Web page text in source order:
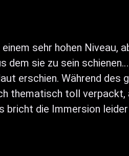
sehr hohen Niveau,
dem sie zu sein
erschien. Während des
thematisch toll
bricht die Immersion